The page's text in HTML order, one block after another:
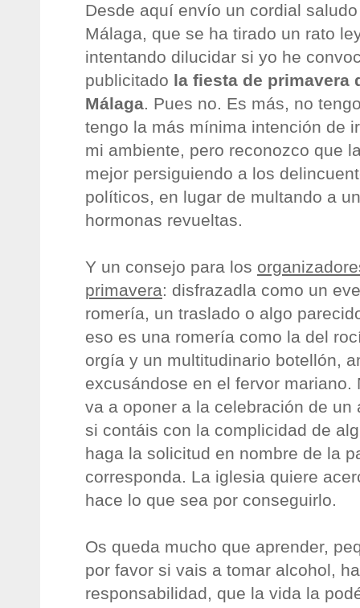
Desde aquí envío un cordial
Málaga, que se ha tirado un rato
intentando dilucidar si yo he
publicitado la fiesta de primavera
Málaga. Pues no. Es más, no
tengo la más mínima intención de
mi ambiente, pero reconozco que
mejor persiguiendo a los
políticos, en lugar de multando a
hormonas revueltas.
Y un consejo para los
primavera: disfrazadla como un
romería, un traslado o algo
eso es una romería como la del
orgía y un multitudinario botellón,
excusándose en el fervor
va a oponer a la celebración de un
si contáis con la complicidad de
haga la solicitud en nombre de la
corresponda. La iglesia quiere
hace lo que sea por conseguirlo.
Os queda mucho que aprender,
por favor si vais a tomar alcohol,
responsabilidad, que la vida la